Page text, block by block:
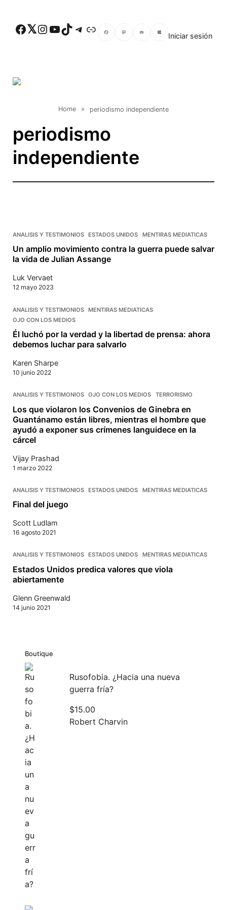
Facebook Twitter Instagram YouTube TikTok Telegram Enlace
Iniciar sesión
Home » periodismo independiente
periodismo
independiente
ANALISIS Y TESTIMONIOS ESTADOS UNIDOS MENTIRAS MEDIATICAS
Un amplio movimiento contra la guerra puede salvar
la vida de Julian Assange
Luk Vervaet
12 mayo 2023
ANALISIS Y TESTIMONIOS MENTIRAS MEDIATICAS
OJO CON LOS MEDIOS
Él luchó por la verdad y la libertad de prensa: ahora
debemos luchar para salvarlo
Karen Sharpe
10 junio 2022
ANALISIS Y TESTIMONIOS OJO CON LOS MEDIOS TERRORISMO
Los que violaron los Convenios de Ginebra en
Guantánamo están libres, mientras el hombre que
ayudó a exponer sus crímenes languidece en la
cárcel
Vijay Prashad
1 marzo 2022
ANALISIS Y TESTIMONIOS ESTADOS UNIDOS MENTIRAS MEDIATICAS
Final del juego
Scott Ludlam
16 agosto 2021
ANALISIS Y TESTIMONIOS ESTADOS UNIDOS MENTIRAS MEDIATICAS
Estados Unidos predica valores que viola
abiertamente
Glenn Greenwald
14 junio 2021
Boutique
Rusofobia. ¿Hacia una nueva
guerra fría?
$15.00
Robert Charvin